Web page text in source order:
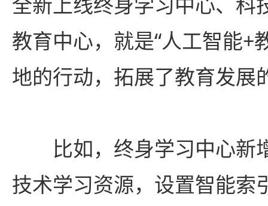
教育中心，就是“人工智能+
地的行动，拓展了教育发展
比如，终身学习中心新
技术学习资源，设置智能索